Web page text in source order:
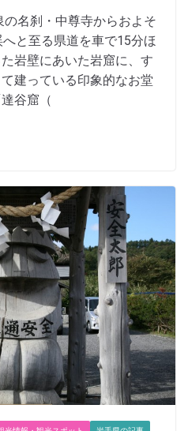
名刹・中尊寺からおよそ
と至る県道を車で15分ほ
岩壁にあいた岩窟に、す
建っている印象的なお堂
谷窟（